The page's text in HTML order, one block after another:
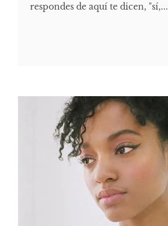
respondes de aquí te dicen, "sí,...